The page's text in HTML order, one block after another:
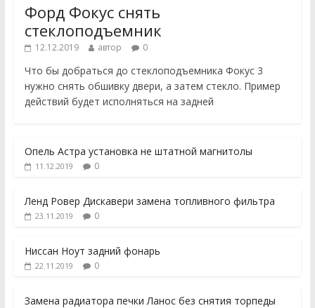
Форд Фокус снять
стеклоподъемник
12.12.2019 автор 0
Что бы добраться до стеклоподъемника Фокус 3
нужно снять обшивку двери, а затем стекло. Пример
действий будет исполняться на задней
Опель Астра установка не штатной магнитолы
11.12.2019 0
Ленд Ровер Дискавери замена топливного фильтра
23.11.2019 0
Ниссан Ноут задний фонарь
22.11.2019 0
Замена радиатора печки Ланос без снятия торпеды